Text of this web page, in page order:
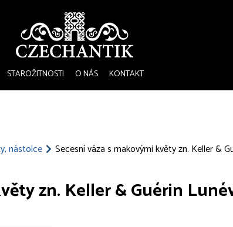
STAROŽITNOSTI O NÁS KONTAKT
nástolce Secesní váza s makovými květy zn. Keller &
zn. Keller & Guérin